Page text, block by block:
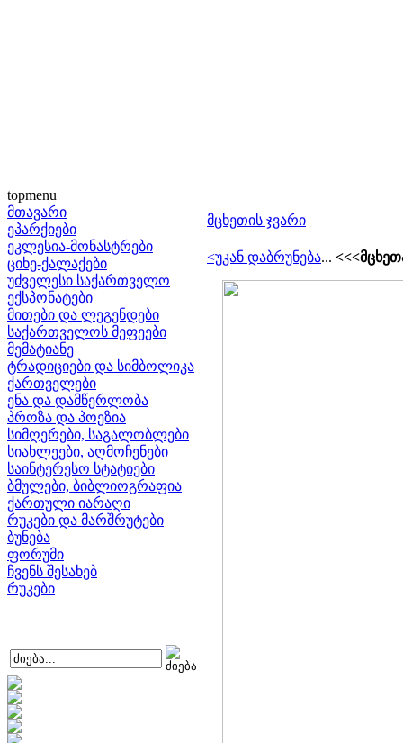
topmenu
მთავარი
ეპარქიები
ეკლესია-მონასტრები
ციხე-ქალაქები
უძველესი საქართველო
ექსპონატები
მითები და ლეგენდები
საქართველოს მეფეები
მემატიანე
ტრადიციები და სიმბოლიკა
ქართველები
ენა და დამწერლობა
პროზა და პოეზია
სიმღერები, საგალობლები
სიახლეები, აღმოჩენები
საინტერესო სტატიები
ბმულები, ბიბლიოგრაფია
ქართული იარაღი
რუკები და მარშრუტები
ბუნება
ფორუმი
ჩვენს შესახებ
რუკები
მცხეთის ჯვარი
<უკან დაბრუნება...